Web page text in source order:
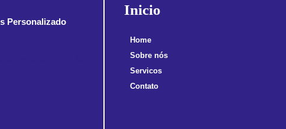
Personalizado
Inicio
Home
Sobre nós
Servicos
Contato